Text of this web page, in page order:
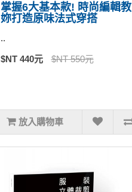
掌握6大基本款! 時尚編輯教
妳打造原味法式穿搭
..
$NT 440元 $NT 550元
放入購物車